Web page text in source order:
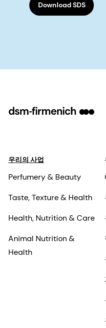
Download SDS
우리의 사업
Perfumery & Beauty
Taste, Texture & Health
Health, Nutrition & Care
Animal Nutrition &
Health